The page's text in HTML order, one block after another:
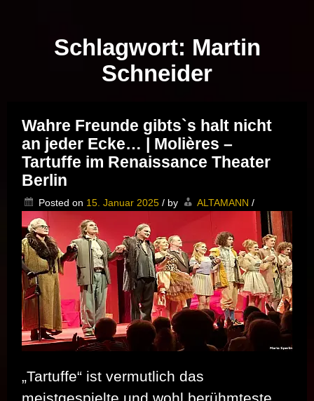
Schlagwort: Martin
Schneider
Wahre Freunde gibts`s halt nicht
an jeder Ecke… | Molières –
Tartuffe im Renaissance Theater
Berlin
Posted on 15. Januar 2025 / by ALTAMANN /
„Tartuffe“ ist vermutlich das